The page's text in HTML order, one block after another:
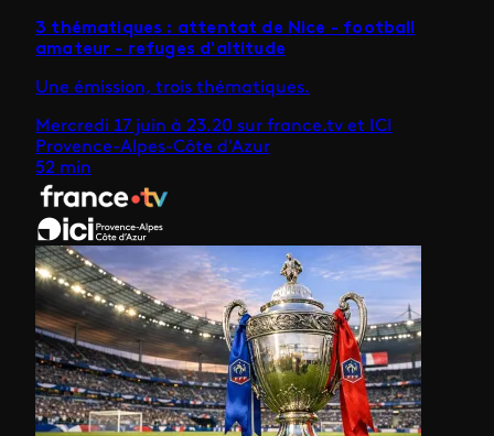
3 thématiques : attentat de Nice - football
amateur - refuges d'altitude
Une émission, trois thématiques.
Mercredi 17 juin à 23.20 sur france.tv et ICI
Provence-Alpes-Côte d'Azur
52 min